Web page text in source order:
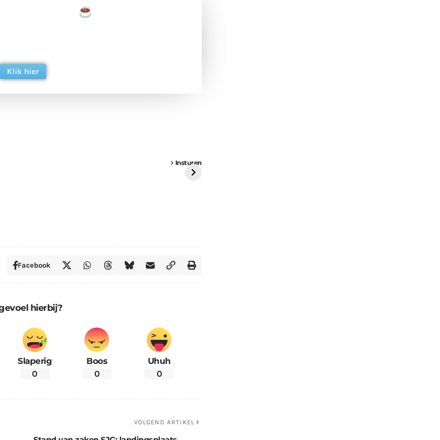
Klik hier
Insturen
Facebook
hierbij?
Slaperig
0
Boos
0
Uhuh
0
VOLGEND ARTIKEL